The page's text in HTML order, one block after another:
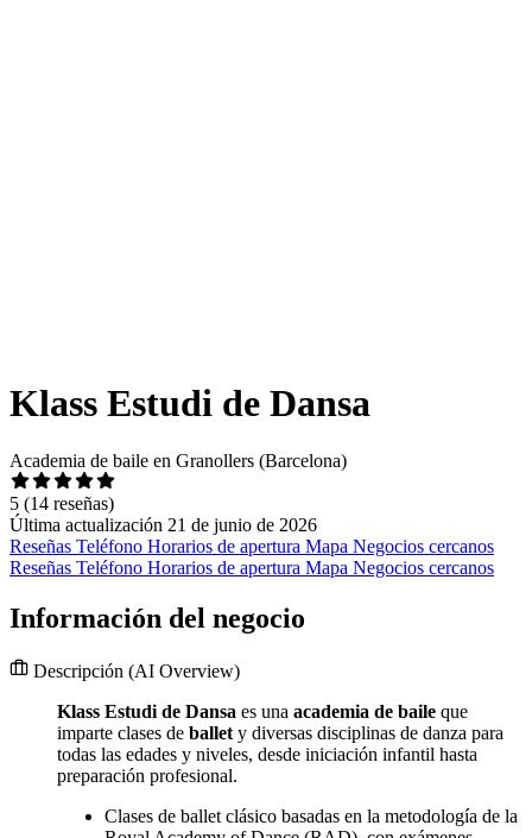
Klass Estudi de Dansa
Academia de baile en Granollers (Barcelona)
5 (14 reseñas)
Última actualización 21 de junio de 2026
Reseñas Teléfono Horarios de apertura Mapa Negocios cercanos
Reseñas Teléfono Horarios de apertura Mapa Negocios cercanos
Información del negocio
Descripción (AI Overview)
Klass Estudi de Dansa es una academia de baile que
imparte clases de ballet y diversas disciplinas de danza para
todas las edades y niveles, desde iniciación infantil hasta
preparación profesional.
Clases de ballet clásico basadas en la metodología de la